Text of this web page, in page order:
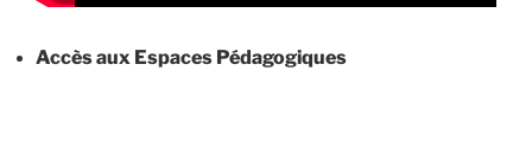
Accès aux Espaces Pédagogiques